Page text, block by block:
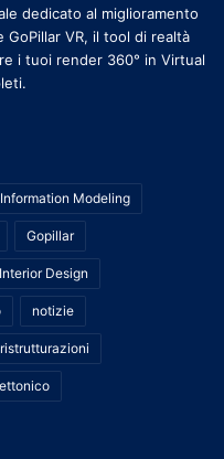
dedicato al miglioramento
VR, il tool di realtà
i tuoi render 360° in Virtual
Modeling
Gopillar
Interior Design
notizie
ristrutturazioni